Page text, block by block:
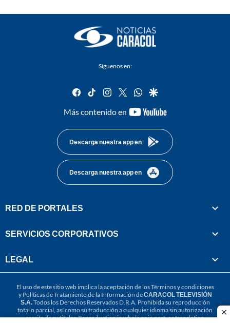
Síguenos en:
facebook
tiktok instagram
twitterwhatsapp
google
Más contenido en
youtube-
Descarga nuestra app en
Descarga nuestra app en
RED DE PORTALES
SERVICIOS CORPORATIVOS
LEGAL
El uso de este sitio web implica la aceptación de losTérminos y condiciones
y Políticas de Tratamiento de la Información deCARACOL TELEVISIÓN
S.A.Todos los Derechos Reservados D.R.A. Prohibida su reproducción
total o parcial, así como su traducción a cualquier idioma sin autorización
escrita de su titular. Reproduction in whole or in part, or translation